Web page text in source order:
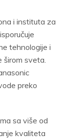
i instituta za
tehnologije i
sveta.
preko
sa više od
kvaliteta